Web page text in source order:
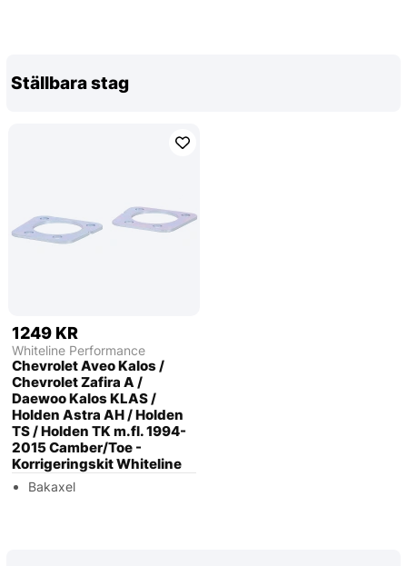
Ställbara stag
1249 KR
Whiteline Performance
Chevrolet Aveo Kalos /
Chevrolet Zafira A /
Daewoo Kalos KLAS /
Holden Astra AH / Holden
TS / Holden TK m.fl. 1994-
2015 Camber/Toe -
Korrigeringskit Whiteline
Bakaxel